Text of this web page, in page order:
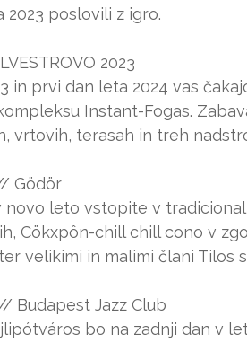
poslovili z igro.
2023
in prvi dan leta 2024 vas
Instant-Fogas.
vrtovih, terasah in treh
Gödör
novo leto vstopite v
Cökxpôn-chill chill cono v
velikimi in malimi člani Tilos
Budapest Jazz Club
bo na zadnji dan v